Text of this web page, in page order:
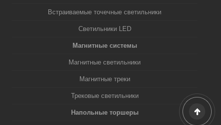
Встраиваемые точечные светильники
Светильники LED
Магнитные системы
Магнитные светильники
Магнитные треки
Трековые светильники
Напольные торшеры